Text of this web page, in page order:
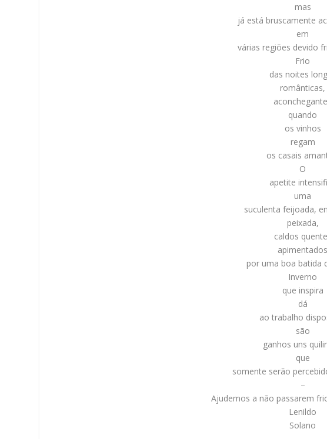
mas
já está bruscamente
em
várias regiões devido
Frio
das noites
românticas,
quando
os vinhos
regam
os casais
O
apetite
uma
suculenta feijoada,
peixada,
caldos
apimentados
por uma boa batida
Inverno
que inspira
dá
ao trabalho
são
ganhos uns
que
somente serão
–
Ajudemos a não passarem
Lenildo
Solano